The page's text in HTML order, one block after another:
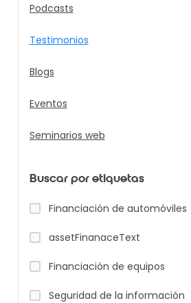
Podcasts
Testimonios
Blogs
Eventos
Seminarios web
Buscar por etiquetas
Financiación de automóviles
assetFinanaceText
Financiación de equipos
Seguridad de la información